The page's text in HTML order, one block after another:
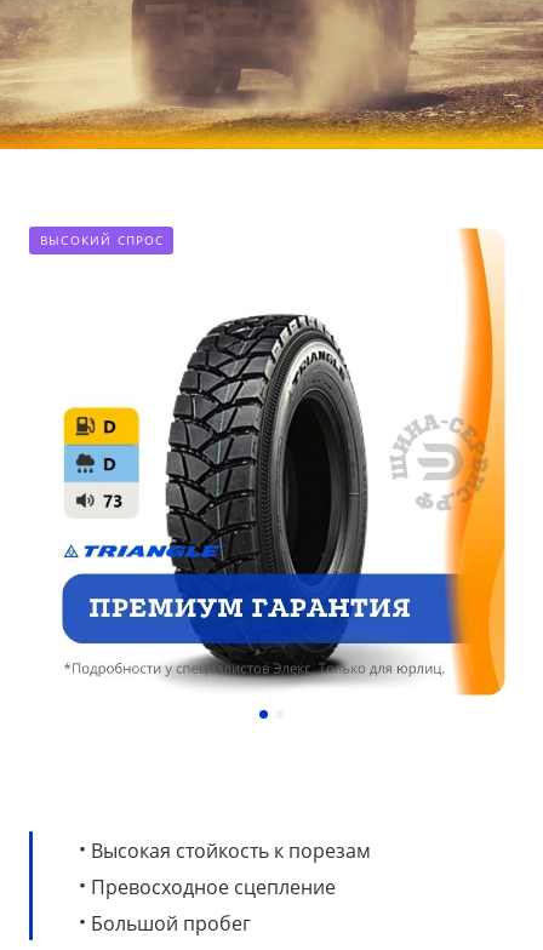
ВЫСОКИЙ СПРОС
· Высокая стойкость к порезам
· Превосходное сцепление
· Большой пробег